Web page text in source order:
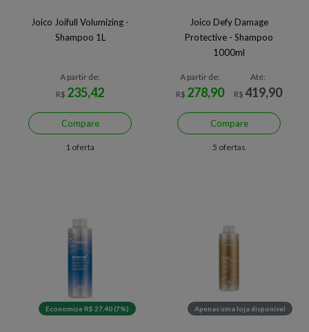
Joico Joifull Volumizing -
Shampoo 1L
A partir de:
R$ 235,42
Compare
1 oferta
Joico Defy Damage
Protective - Shampoo
1000ml
A partir de:
R$ 278,90
Até:
R$ 419,90
Compare
5 ofertas
Economize R$ 27,40 (7%) Apenas uma loja disponível